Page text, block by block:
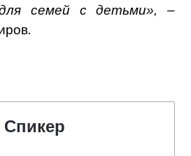
семей с детьми», –
.
Спикер